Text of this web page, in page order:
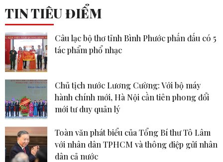
TIN TIÊU ĐIỂM
Câu lạc bộ thơ tỉnh Bình Phước phấn đấu có 5
tác phẩm phổ nhạc
Chủ tịch nước Lương Cường: Với bộ máy
hành chính mới, Hà Nội cần tiên phong đổi
mới tư duy quản lý
Toàn văn phát biểu của Tổng Bí thư Tô Lâm
với nhân dân TPHCM và thông điệp gửi nhân
dân cả nước